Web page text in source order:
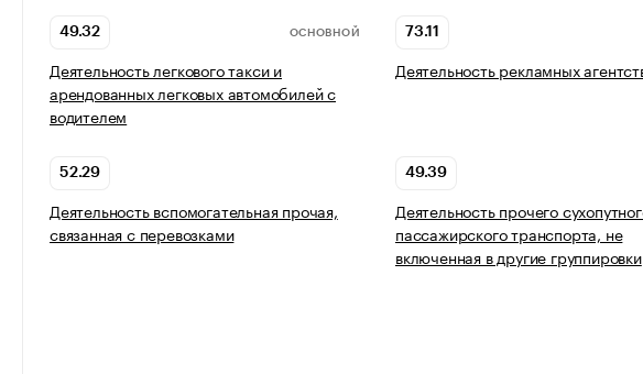
49.32 ОСНОВНОЙ
Деятельность легкового такси и
арендованных легковых автомобилей с
водителем
73.11
Деятельность рекламных
52.29
Деятельность вспомогательная прочая,
связанная с перевозками
49.39
Деятельность прочего
пассажирского транспорта, не
включенная в другие группировки